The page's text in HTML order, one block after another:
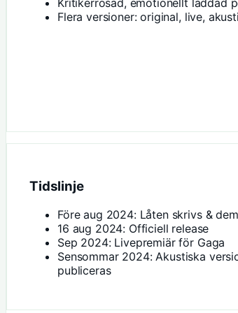
Kritikerrosad, emotionellt laddad
Flera versioner: original, live,
Tidslinje
Före aug 2024: Låten skrivs &
16 aug 2024: Officiell release
Sep 2024: Livepremiär för Gaga
Sensommar 2024: Akustiska
publiceras